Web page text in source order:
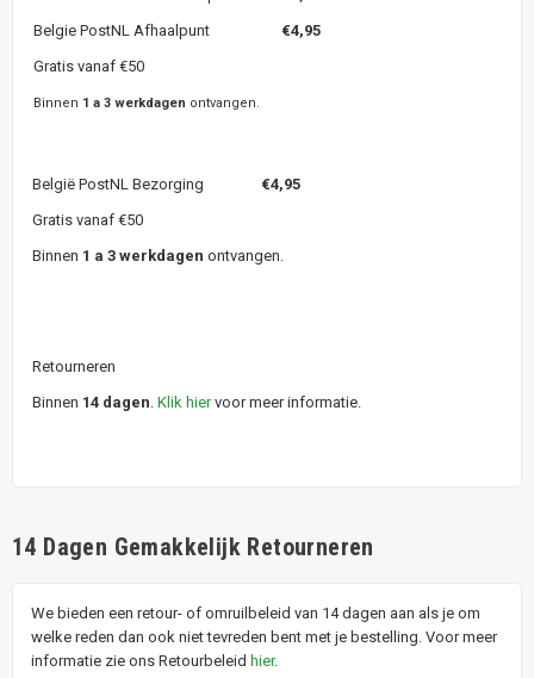
Belgie PostNL Afhaalpunt
€4,95
Gratis vanaf €50
Binnen 1 a 3 werkdagen ontvangen.
België PostNL Bezorging €4,95
Gratis vanaf €50
Binnen 1 a 3 werkdagen ontvangen.
Retourneren
Binnen 14 dagen Klik hiervoor meer informatie.
14 Dagen Gemakkelijk Retourneren
We bieden een retour- of omruilbeleid van 14 dagen aan als je om
welke reden dan ook niet tevreden bent met je bestelling. Voor meer
informatie zie ons Retourbeleid hier.